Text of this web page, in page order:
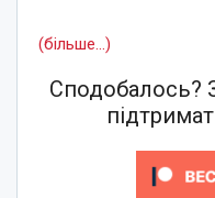
(більше…)
Сподобалось?